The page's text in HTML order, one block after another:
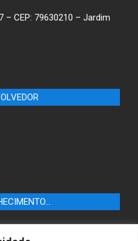
– CEP: 79630210 – Jardim